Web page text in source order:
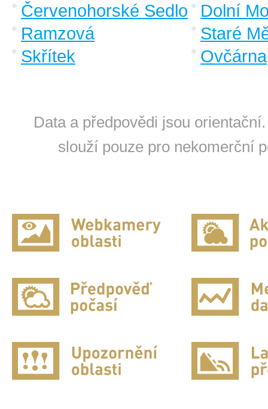
Červenohorské Sedlo
Dolní
Ramzová
Staré
Skřítek
Ovčárna
Data a předpovědi jsou
slouží pouze pro nekomerční